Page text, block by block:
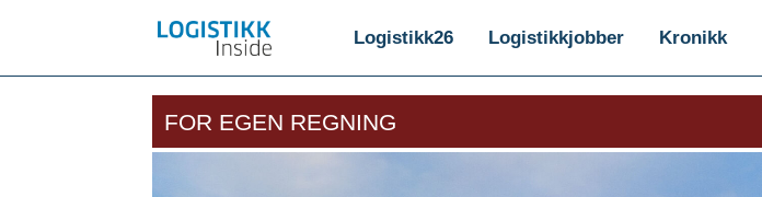
Logistikk26 Logistikkjobber Kronikk
FOR EGEN REGNING